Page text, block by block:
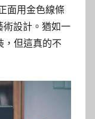
面用金色線條
術設計。猶如一
，但這真的不